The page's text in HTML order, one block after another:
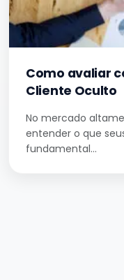
Como avaliar
Cliente Oculto
No mercado
entender o que
fundamental…